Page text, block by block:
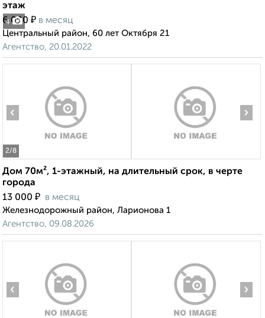
4
этаж
6 000 ₽ в месяц
Центральный район, 60 лет Октября 21
Агентство, 20.01.2022
2/8
‹ ›
Дом 70м², 1-этажный, на длительный срок, в черте
города
13 000 ₽ в месяц
Железнодорожный район, Ларионова 1
Агентство, 09.08.2026
‹ ›